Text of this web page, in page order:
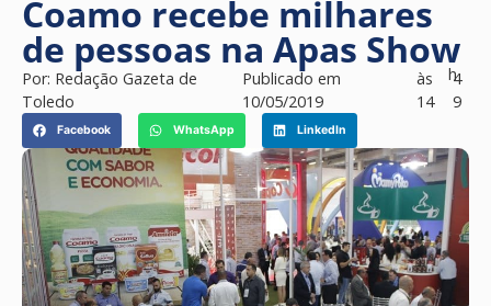
Coamo recebe milhares
de pessoas na Apas Show
Por: Redação Gazeta de
Toledo
Publicado em
10/05/2019
às
14
h4
9
Facebook WhatsApp LinkedIn